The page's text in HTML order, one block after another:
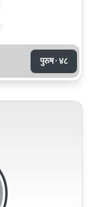
पुरुष · ४८